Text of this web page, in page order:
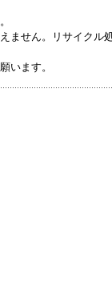
ません。リサイクル
います。